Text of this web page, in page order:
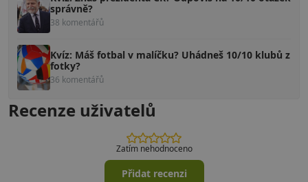
správně?
38 komentářů
Kvíz: Máš fotbal v malíčku? Uhádneš 10/10 klubů z
fotky?
36 komentářů
Recenze uživatelů
Zatím nehodnoceno
Přidat recenzi